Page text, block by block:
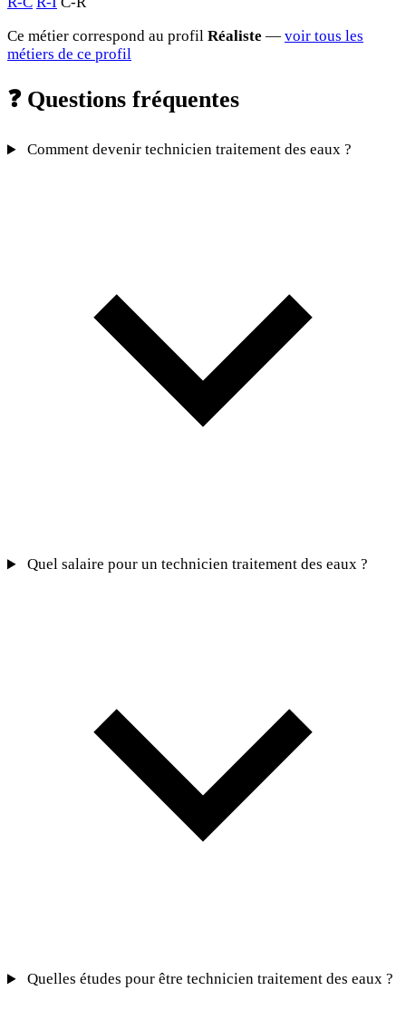
Ce métier correspond au profil Réaliste — voir tous les
métiers de ce profil
❓Questions fréquentes
Comment devenir technicien traitement des eaux ?
Quel salaire pour un technicien traitement des eaux ?
Quelles études pour être technicien traitement des eaux ?